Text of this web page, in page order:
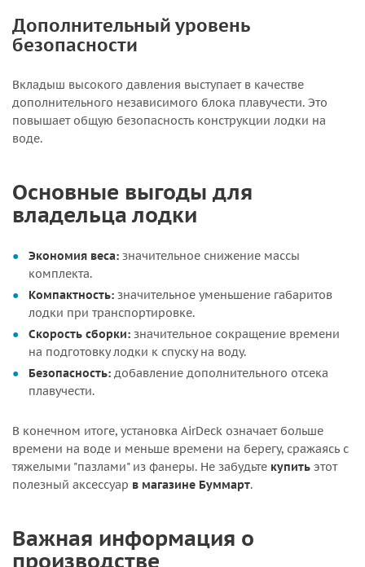
Дополнительный уровень
безопасности
Вкладыш высокого давления выступает в качестве
дополнительного независимого блока плавучести. Это
повышает общую безопасность конструкции лодки на
воде.
Основные выгоды для
владельца лодки
Экономия веса: значительное снижение массы
комплекта.
Компактность: значительное уменьшение габаритов
лодки при транспортировке.
Скорость сборки: значительное сокращение времени
на подготовку лодки к спуску на воду.
Безопасность: добавление дополнительного отсека
плавучести.
В конечном итоге, установка AirDeck означает больше
времени на воде и меньше времени на берегу, сражаясь с
тяжелыми "пазлами" из фанеры. Не забудьте купить этот
полезный аксессуар в магазине Буммарт.
Важная информация о
производстве